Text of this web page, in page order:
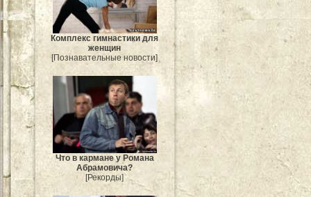
Комплекс гимнастики для
женщин
[Познавательные новости]
Что в кармане у Романа
Абрамовича?
[Рекорды]